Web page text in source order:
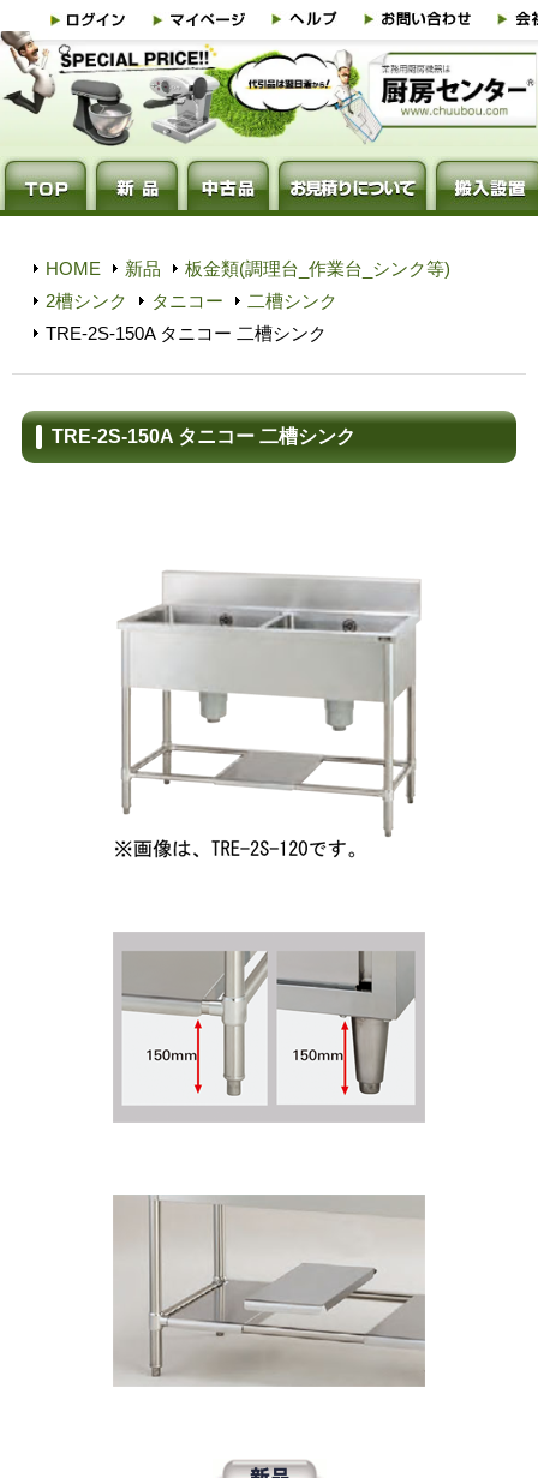
HOME 新品
板金類(調理台_作業台_シンク等)
2槽シンク
タニコー
二槽シンク
TRE-2S-150A タニコー 二槽シンク
TRE-2S-150A タニコー 二槽シンク